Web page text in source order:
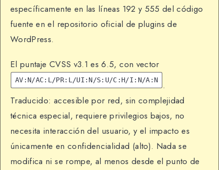
específicamente en las líneas 192 y 555 del código
fuente en el repositorio oficial de plugins de
WordPress.
El puntaje CVSS v3.1 es 6.5, con vector
AV:N/AC:L/PR:L/UI:N/S:U/C:H/I:N/A:N
.
Traducido: accesible por red, sin complejidad
técnica especial, requiere privilegios bajos, no
necesita interacción del usuario, y el impacto es
únicamente en confidencialidad (alto). Nada se
modifica ni se rompe, al menos desde el punto de